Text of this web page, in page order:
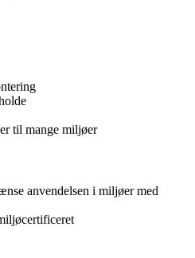
til mange miljøer
anvendelsen i miljøer med